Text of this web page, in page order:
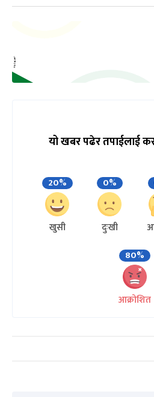
यो खबर पढेर तपाईलाई
20%
खुसी
0%
दुःखी
80%
आक्रोशित